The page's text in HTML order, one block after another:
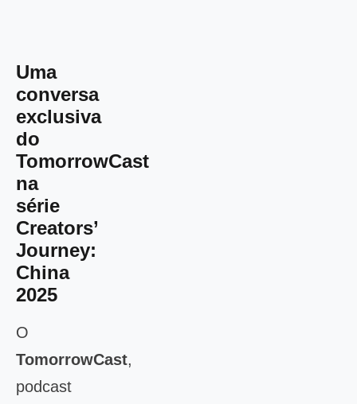
Uma
conversa
exclusiva
do
TomorrowCast
na
série
Creators’
Journey:
China
2025
O
TomorrowCast,
podcast